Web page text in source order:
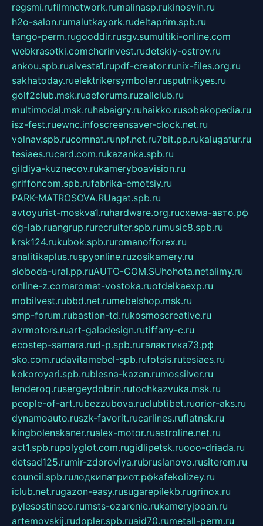
regsmi.rufilmnetwork.rumalinasp.rukinosvin.ru
h2o-salon.rumalutkayork.rudeltaprim.spb.ru
tango-perm.rugooddir.rusgv.sumultiki-online.com
webkrasotki.comcherinvest.rudetskiy-ostrov.ru
ankou.spb.rualvesta1.rupdf-creator.runix-files.org.ru
sakhatoday.ruelektrikersymboler.rusputnikyes.ru
golf2club.msk.ruaeforums.ruzallclub.ru
multimodal.msk.ruhabaigry.ruhaikko.rusobakopedia.ru
isz-fest.ruewnc.infoscreensaver-clock.net.ru
volnav.spb.rucomnat.runpf.net.ru7bit.pp.rukalugatur.ru
tesiaes.rucard.com.rukazanka.spb.ru
gildiya-kuznecov.rukameryboavision.ru
griffoncom.spb.rufabrika-emotsiy.ru
PARK-MATROSOVA.RUagat.spb.ru
avtoyurist-moskva1.ruhardware.org.ruсхема-авто.рф
dg-lab.ruangrup.rurecruiter.spb.rumusic8.spb.ru
krsk124.rukubok.spb.ruromanofforex.ru
analitikaplus.ruspyonline.ruzosikamery.ru
sloboda-ural.pp.ruAUTO-COM.SUhohota.netalimy.ru
online-z.comaromat-vostoka.ruotdelkaexp.ru
mobilvest.rubbd.net.rumebelshop.msk.ru
smp-forum.rubastion-td.rukosmoscreative.ru
avrmotors.ruart-galadesign.rutiffany-c.ru
ecostep-samara.rud-p.spb.ruгалактика73.рф
sko.com.rudavitamebel-spb.rufotsis.rutesiaes.ru
kokoroyari.spb.rublesna-kazan.rumossilver.ru
lenderoq.rusergeydobrin.rutochkazvuka.msk.ru
people-of-art.rubezzubova.ruclubtibet.ruorior-aks.ru
dynamoauto.ruszk-favorit.rucarlines.ruflatnsk.ru
kingbolenskaner.rualex-motor.ruastroline.net.ru
act1.spb.rupolyglot.com.rugidlipetsk.ruooo-driada.ru
detsad125.rumir-zdoroviya.rubruslanovo.rusiterem.ru
council.spb.ruлодкипатриот.рфkafekolizey.ru
iclub.net.rugazon-easy.rusugarepilekb.rugrinox.ru
pylesostineco.rumsts-ozarenie.rukameryjooan.ru
artemovskij.rudopler.spb.ruaid70.rumetall-perm.ru